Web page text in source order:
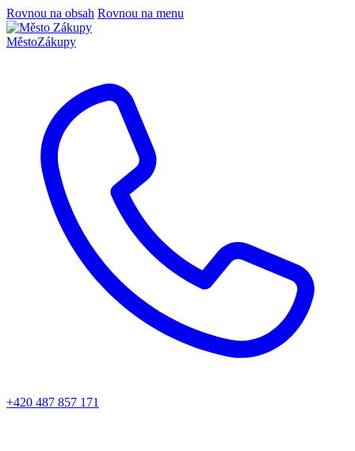
Rovnou na obsah Rovnou na menu
MěstoZákupy
+420 487 857 171